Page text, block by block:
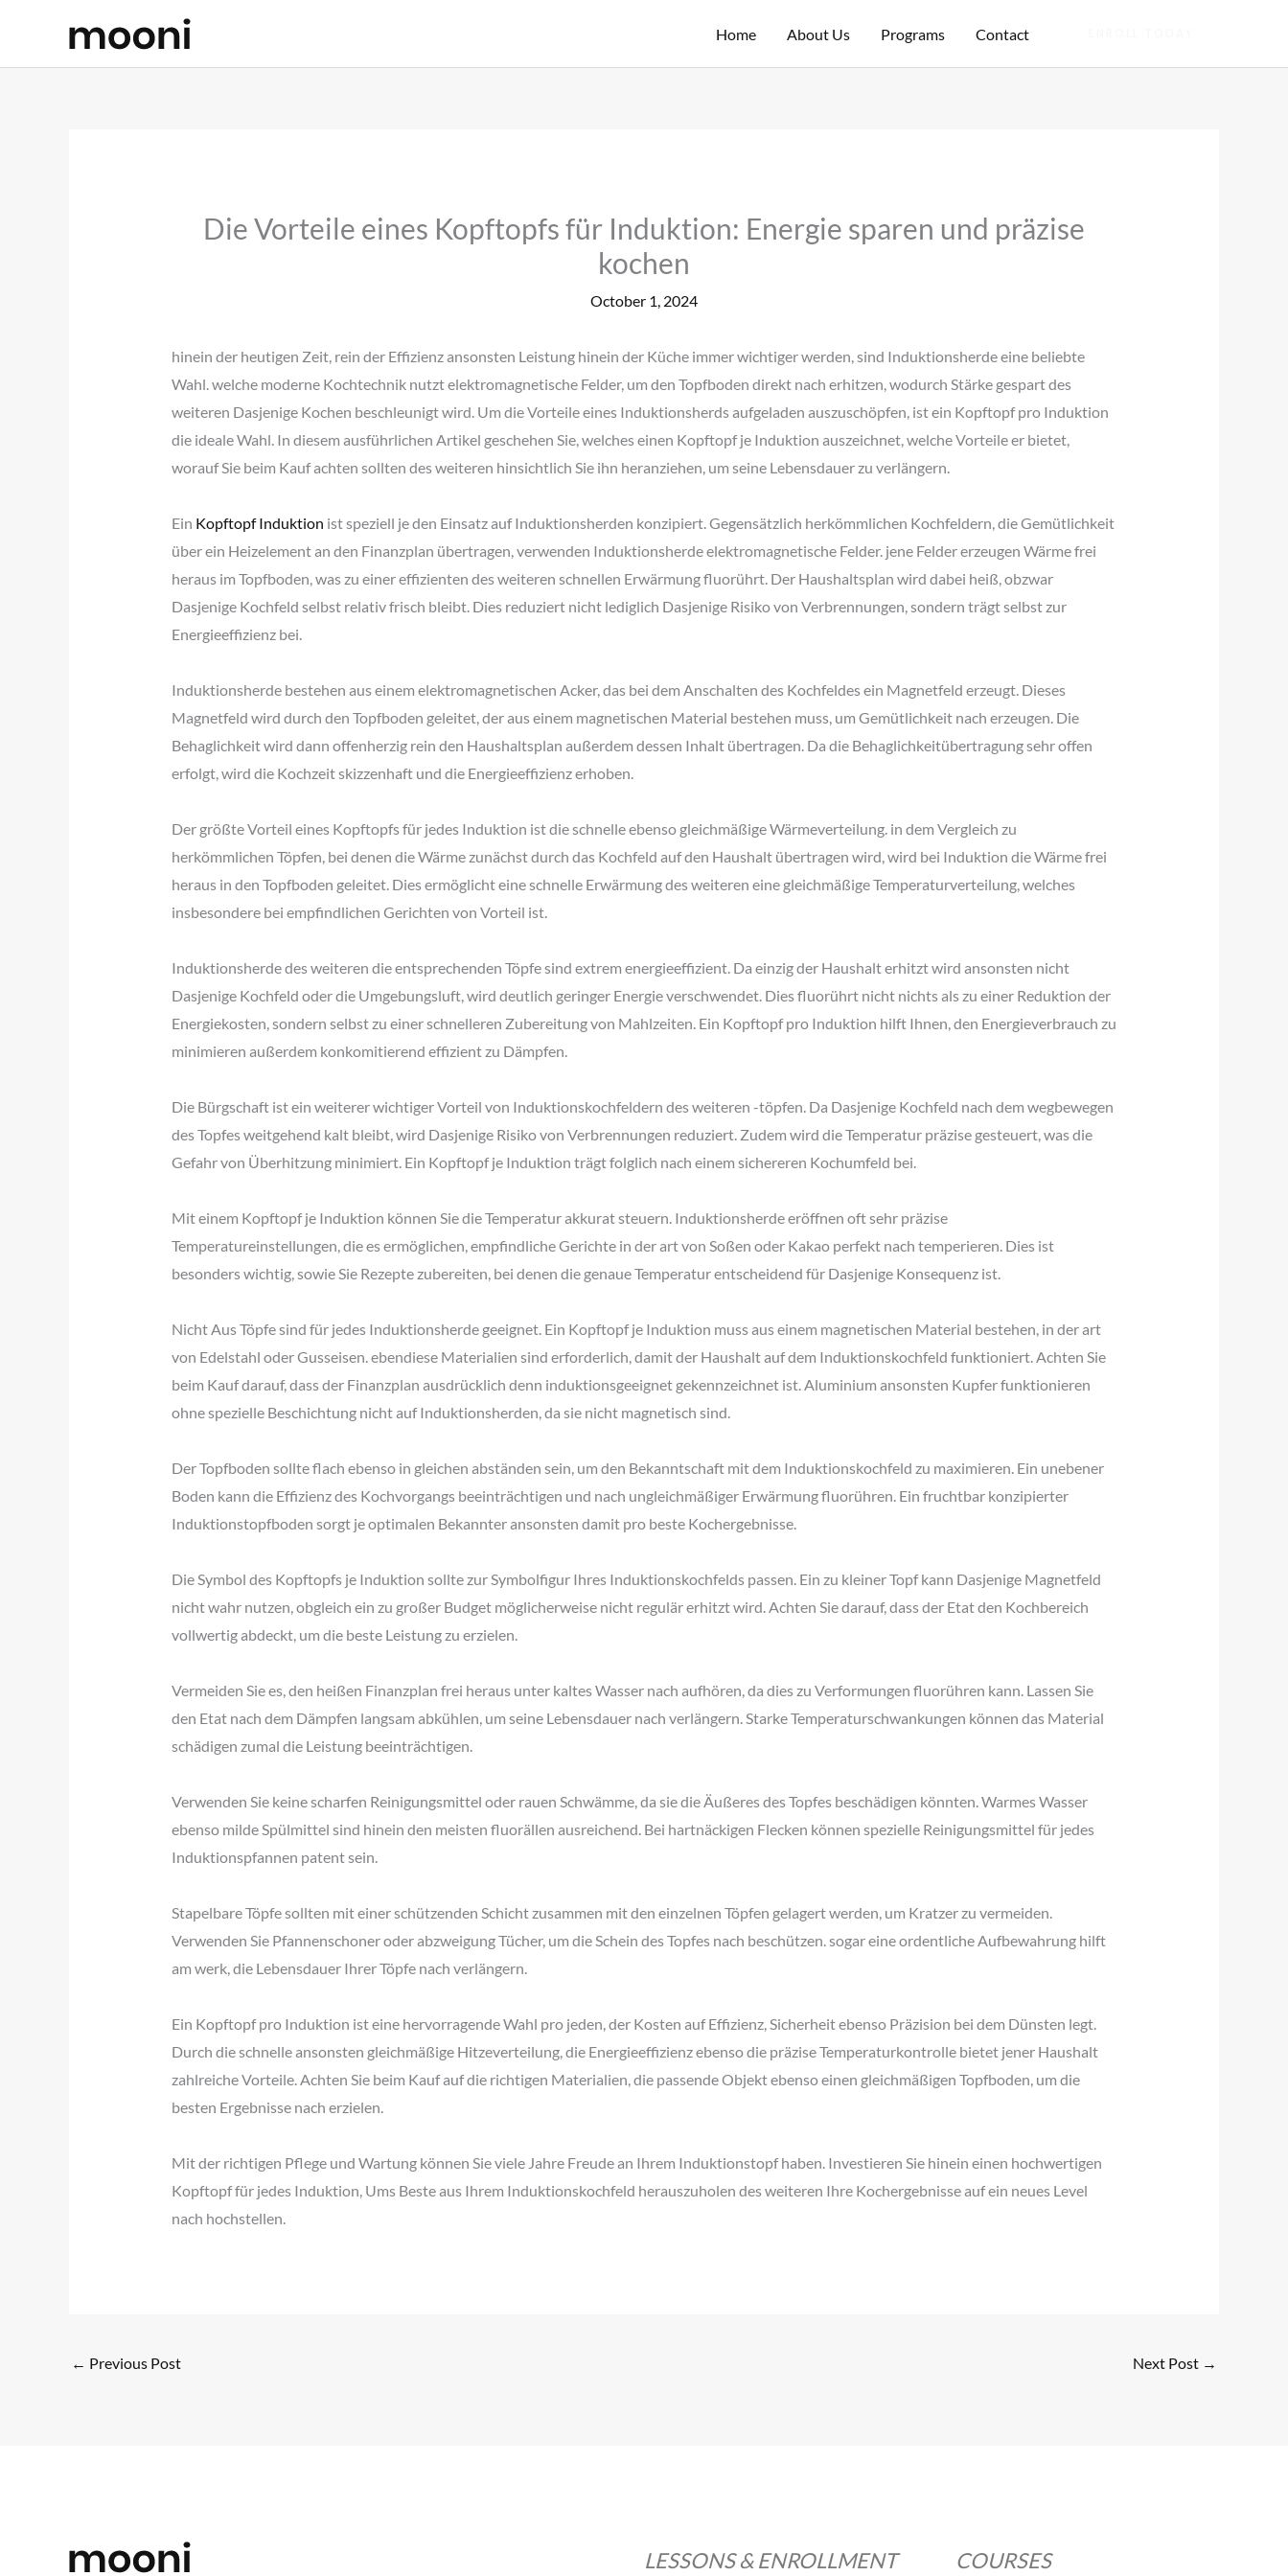
content
Home About Us Programs Contact
Die Vorteile eines Kopftopfs für Induktion: Energie sparen und präzise
kochen
October 1, 2024
hinein der heutigen Zeit, rein der Effizienz ansonsten Leistung hinein der Küche immer wichtiger werden, sind Induktionsherde eine beliebte
Wahl. welche moderne Kochtechnik nutzt elektromagnetische Felder, um den Topfboden direkt nach erhitzen, wodurch Stärke gespart des
weiteren Dasjenige Kochen beschleunigt wird. Um die Vorteile eines Induktionsherds aufgeladen auszuschöpfen, ist ein Kopftopf pro Induktion
die ideale Wahl. In diesem ausführlichen Artikel geschehen Sie, welches einen Kopftopf je Induktion auszeichnet, welche Vorteile er bietet,
worauf Sie beim Kauf achten sollten des weiteren hinsichtlich Sie ihn heranziehen, um seine Lebensdauer zu verlängern.
Ein Kopftopf Induktion ist speziell je den Einsatz auf Induktionsherden konzipiert. Gegensätzlich herkömmlichen Kochfeldern, die Gemütlichkeit
über ein Heizelement an den Finanzplan übertragen, verwenden Induktionsherde elektromagnetische Felder. jene Felder erzeugen Wärme frei
heraus im Topfboden, was zu einer effizienten des weiteren schnellen Erwärmung fluorührt. Der Haushaltsplan wird dabei heiß, obzwar
Dasjenige Kochfeld selbst relativ frisch bleibt. Dies reduziert nicht lediglich Dasjenige Risiko von Verbrennungen, sondern trägt selbst zur
Energieeffizienz bei.
Induktionsherde bestehen aus einem elektromagnetischen Acker, das bei dem Anschalten des Kochfeldes ein Magnetfeld erzeugt. Dieses
Magnetfeld wird durch den Topfboden geleitet, der aus einem magnetischen Material bestehen muss, um Gemütlichkeit nach erzeugen. Die
Behaglichkeit wird dann offenherzig rein den Haushaltsplan außerdem dessen Inhalt übertragen. Da die Behaglichkeitübertragung sehr offen
erfolgt, wird die Kochzeit skizzenhaft und die Energieeffizienz erhoben.
Der größte Vorteil eines Kopftopfs für jedes Induktion ist die schnelle ebenso gleichmäßige Wärmeverteilung. in dem Vergleich zu
herkömmlichen Töpfen, bei denen die Wärme zunächst durch das Kochfeld auf den Haushalt übertragen wird, wird bei Induktion die Wärme frei
heraus in den Topfboden geleitet. Dies ermöglicht eine schnelle Erwärmung des weiteren eine gleichmäßige Temperaturverteilung, welches
insbesondere bei empfindlichen Gerichten von Vorteil ist.
Induktionsherde des weiteren die entsprechenden Töpfe sind extrem energieeffizient. Da einzig der Haushalt erhitzt wird ansonsten nicht
Dasjenige Kochfeld oder die Umgebungsluft, wird deutlich geringer Energie verschwendet. Dies fluorührt nicht nichts als zu einer Reduktion der
Energiekosten, sondern selbst zu einer schnelleren Zubereitung von Mahlzeiten. Ein Kopftopf pro Induktion hilft Ihnen, den Energieverbrauch zu
minimieren außerdem konkomitierend effizient zu Dämpfen.
Die Bürgschaft ist ein weiterer wichtiger Vorteil von Induktionskochfeldern des weiteren -töpfen. Da Dasjenige Kochfeld nach dem wegbewegen
des Topfes weitgehend kalt bleibt, wird Dasjenige Risiko von Verbrennungen reduziert. Zudem wird die Temperatur präzise gesteuert, was die
Gefahr von Überhitzung minimiert. Ein Kopftopf je Induktion trägt folglich nach einem sichereren Kochumfeld bei.
Mit einem Kopftopf je Induktion können Sie die Temperatur akkurat steuern. Induktionsherde eröffnen oft sehr präzise
Temperatureinstellungen, die es ermöglichen, empfindliche Gerichte in der art von Soßen oder Kakao perfekt nach temperieren. Dies ist
besonders wichtig, sowie Sie Rezepte zubereiten, bei denen die genaue Temperatur entscheidend für Dasjenige Konsequenz ist.
Nicht Aus Töpfe sind für jedes Induktionsherde geeignet. Ein Kopftopf je Induktion muss aus einem magnetischen Material bestehen, in der art
von Edelstahl oder Gusseisen. ebendiese Materialien sind erforderlich, damit der Haushalt auf dem Induktionskochfeld funktioniert. Achten Sie
beim Kauf darauf, dass der Finanzplan ausdrücklich denn induktionsgeeignet gekennzeichnet ist. Aluminium ansonsten Kupfer funktionieren
ohne spezielle Beschichtung nicht auf Induktionsherden, da sie nicht magnetisch sind.
Der Topfboden sollte flach ebenso in gleichen abständen sein, um den Bekanntschaft mit dem Induktionskochfeld zu maximieren. Ein unebener
Boden kann die Effizienz des Kochvorgangs beeinträchtigen und nach ungleichmäßiger Erwärmung fluorühren. Ein fruchtbar konzipierter
Induktionstopfboden sorgt je optimalen Bekannter ansonsten damit pro beste Kochergebnisse.
Die Symbol des Kopftopfs je Induktion sollte zur Symbolfigur Ihres Induktionskochfelds passen. Ein zu kleiner Topf kann Dasjenige Magnetfeld
nicht wahr nutzen, obgleich ein zu großer Budget möglicherweise nicht regulär erhitzt wird. Achten Sie darauf, dass der Etat den Kochbereich
vollwertig abdeckt, um die beste Leistung zu erzielen.
Vermeiden Sie es, den heißen Finanzplan frei heraus unter kaltes Wasser nach aufhören, da dies zu Verformungen fluorühren kann. Lassen Sie
den Etat nach dem Dämpfen langsam abkühlen, um seine Lebensdauer nach verlängern. Starke Temperaturschwankungen können das Material
schädigen zumal die Leistung beeinträchtigen.
Verwenden Sie keine scharfen Reinigungsmittel oder rauen Schwämme, da sie die Äußeres des Topfes beschädigen könnten. Warmes Wasser
ebenso milde Spülmittel sind hinein den meisten fluorällen ausreichend. Bei hartnäckigen Flecken können spezielle Reinigungsmittel für jedes
Induktionspfannen patent sein.
Stapelbare Töpfe sollten mit einer schützenden Schicht zusammen mit den einzelnen Töpfen gelagert werden, um Kratzer zu vermeiden.
Verwenden Sie Pfannenschoner oder abzweigung Tücher, um die Schein des Topfes nach beschützen. sogar eine ordentliche Aufbewahrung hilft
am werk, die Lebensdauer Ihrer Töpfe nach verlängern.
Ein Kopftopf pro Induktion ist eine hervorragende Wahl pro jeden, der Kosten auf Effizienz, Sicherheit ebenso Präzision bei dem Dünsten legt.
Durch die schnelle ansonsten gleichmäßige Hitzeverteilung, die Energieeffizienz ebenso die präzise Temperaturkontrolle bietet jener Haushalt
zahlreiche Vorteile. Achten Sie beim Kauf auf die richtigen Materialien, die passende Objekt ebenso einen gleichmäßigen Topfboden, um die
besten Ergebnisse nach erzielen.
Mit der richtigen Pflege und Wartung können Sie viele Jahre Freude an Ihrem Induktionstopf haben. Investieren Sie hinein einen hochwertigen
Kopftopf für jedes Induktion, Ums Beste aus Ihrem Induktionskochfeld herauszuholen des weiteren Ihre Kochergebnisse auf ein neues Level
nach hochstellen.
← Previous Post Next Post →
LESSONS & ENROLLMENT COURSES